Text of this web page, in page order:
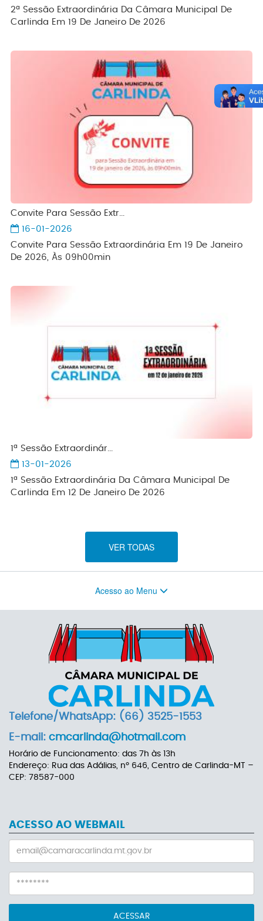
2ª Sessão Extraordinária Da Câmara Municipal De
Carlinda Em 19 De Janeiro De 2026
Convite Para Sessão Extr...
16-01-2026
Convite Para Sessão Extraordinária Em 19 De Janeiro
De 2026, Às 09h00min
1ª Sessão Extraordinár...
13-01-2026
1ª Sessão Extraordinária Da Câmara Municipal De
Carlinda Em 12 De Janeiro De 2026
VER TODAS
Acesso ao Menu
Telefone/WhatsApp: (66) 3525-1553
E-mail: cmcarlinda@hotmail.com
Horário de Funcionamento: das 7h às 13h
Endereço: Rua das Adálias, nº 646, Centro de Carlinda-MT –
CEP: 78587-000
ACESSO AO WEBMAIL
ACESSAR